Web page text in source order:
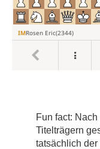
Fun fact:
Titelträgern
tatsächlich